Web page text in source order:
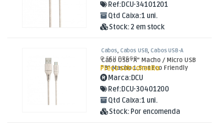
Ref:DCU-34101201
Qtd Caixa:1 uni.
Stock: 2 em stock
Cabos, Cabos USB,Cabos USB-A
Cabo USB “A” Macho / Micro USB
“B” Macho 1.5mt Eco Friendly
O SEU PREÇO
Preço sob consulta
Marca:DCU
Ref:DCU-30401200
Qtd Caixa:1 uni.
Stock: Por encomenda